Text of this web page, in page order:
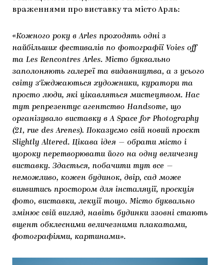
враженнями про виставку та місто Арль:
«Кожного року в Arles проходять одні з
найбільших фестивалів по фотографії Voies off
та Les Rencontres Arles. Місто буквально
заполоняють галереї та видавництва, а з усього
світу з‘їжджаються художники, куратори та
просто люди, які цікавляться мистецтвом. Нас
тут репрезентує агентство Handsome, що
організувало виставку в A Space for Photography
(21, rue des Arenes). Показуємо свій новий проєкт
Slightly Altered. Цікава ідея — обрати місто і
щороку перетворювати його на одну величезну
виставку. Здається, побачити тут все —
неможливо, кожен будинок, двір, сад може
виявитись простором для інсталяції, проєкція
фото, виставки, лекції тощо. Місто буквально
змінює свій вигляд, навіть будинки ззовні стають
вщент обклеєними величезними плакатами,
фотографіями, картинами».